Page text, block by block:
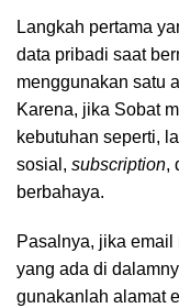
Langkah pertama
data pribadi saat
menggunakan satu
Karena, jika Sobat
kebutuhan seperti,
sosial, subscription,
berbahaya.
Pasalnya, jika email
yang ada di
gunakanlah alamat